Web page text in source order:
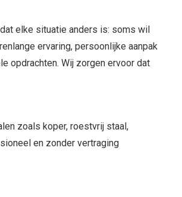
elke situatie anders is: soms wil
ervaring, persoonlijke aanpak
opdrachten. Wij zorgen ervoor dat
zoals koper, roestvrij staal,
en zonder vertraging